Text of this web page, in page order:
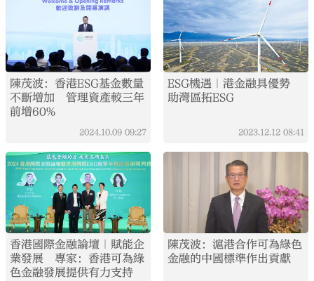
陳茂波：香港ESG基金數量
不斷增加 管理資產較三年
前增60%
2024.10.09 09:27
ESG機遇｜港金融具優勢
助灣區拓ESG
2023.12.12 08:41
香港國際金融論壇｜賦能企
業發展 專家：香港可為綠
色金融發展提供有力支持
陳茂波：滬港合作可為綠色
金融的中國標準作出貢獻